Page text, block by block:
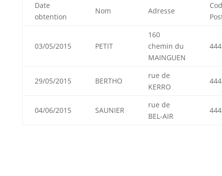
Date
obtention
Nom Adresse
03/05/2015 PETIT
160
chemin du
MAINGUEN
29/05/2015 BERTHO
rue de
KERRO
04/06/2015 SAUNIER
rue de
BEL-AIR